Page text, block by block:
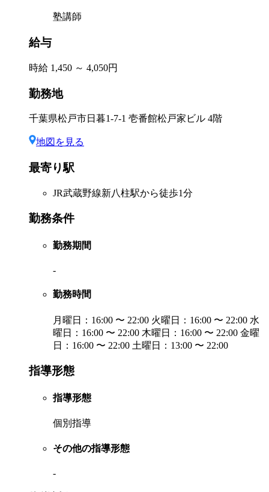
塾講師
給与
時給 1,450 ～ 4,050円
勤務地
千葉県松戸市日暮1-7-1 壱番館松戸家ビル 4階
地図を見る
最寄り駅
JR武蔵野線新八柱駅から徒歩1分
勤務条件
勤務期間
-
勤務時間
月曜日：16:00 〜 22:00 火曜日：16:00 〜 22:00 水
曜日：16:00 〜 22:00 木曜日：16:00 〜 22:00 金曜
日：16:00 〜 22:00 土曜日：13:00 〜 22:00
指導形態
指導形態
個別指導
その他の指導形態
-